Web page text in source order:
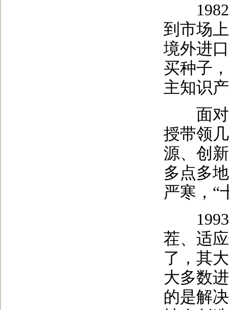
1982
到市场
境外进
买种子
主知识
面对
授带领
源、创
多点多
严寒，“
1993
茬、适
了，其
大多数
的是解